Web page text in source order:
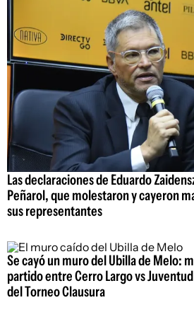
Las declaraciones de Eduardo
Peñarol, que molestaron y cayeron
sus representantes
Se cayó un muro del Ubilla de Melo:
partido entre Cerro Largo vs
del Torneo Clausura